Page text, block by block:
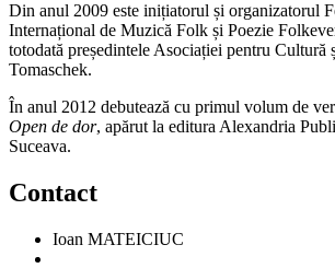
Din anul 2009 este inițiatorul și organizatorul
Internațional de Muzică Folk și Poezie
totodată președintele Asociației pentru Cultură
Tomaschek.
În anul 2012 debutează cu primul volum de
Open de dor, apărut la editura Alexandria
Suceava.
Contact
Ioan MATEICIUC